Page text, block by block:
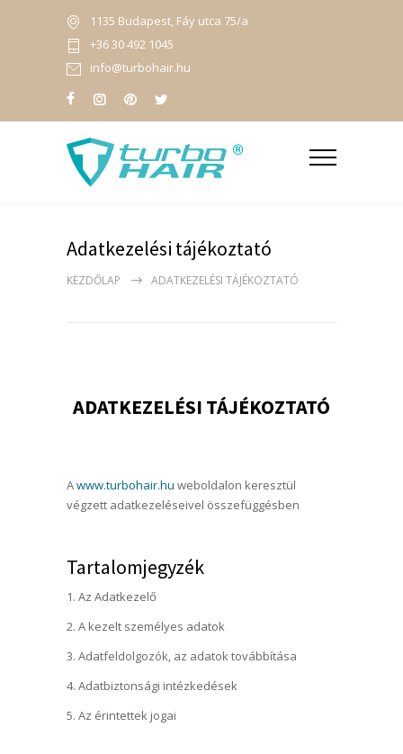
1135 Budapest, Fáy utca 75/a
+36 30 492 1045
info@turbohair.hu
Adatkezelési tájékoztató
KEZDŐLAP ADATKEZELÉSI TÁJÉKOZTATÓ
ADATKEZELÉSI TÁJÉKOZTATÓ
Awww.turbohair.hu weboldalon keresztül
végzett adatkezeléseivel összefüggésben
Tartalomjegyzék
Az Adatkezelő
A kezelt személyes adatok
Adatfeldolgozók, az adatok továbbítása
Adatbiztonsági intézkedések
Az érintettek jogai